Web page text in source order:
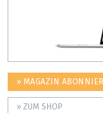
» MAGAZIN
» ZUM SHOP